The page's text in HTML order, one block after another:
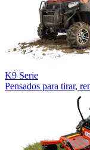
K9 Serie
Pensados para tirar,